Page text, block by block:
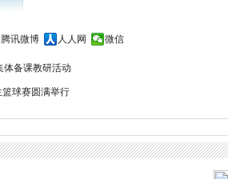
腾讯微博 人人网 微信
体备课教研活动
篮球赛圆满举行